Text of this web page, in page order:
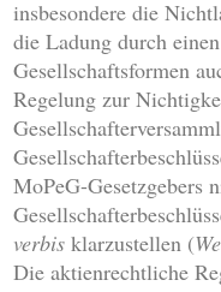
insbesondere die
die Ladung durch
Gesellschaftsformen
Regelung zur
MoPeG-Gesetzgebers
verbis klarzustellen (
Die aktienrechtliche